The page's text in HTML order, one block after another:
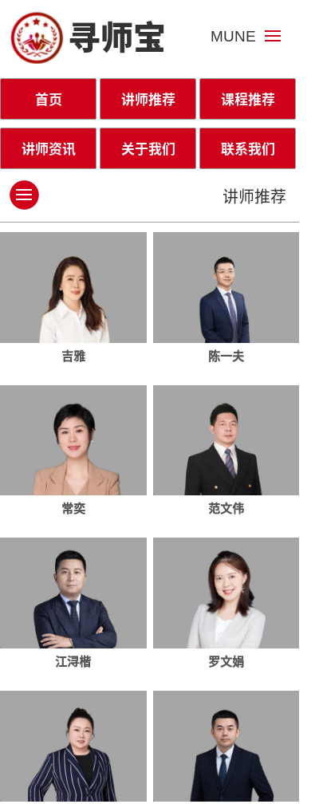
寻师宝 MUNE
首页 讲师推荐 课程推荐
讲师资讯 关于我们 联系我们
讲师推荐
吉雅 陈一夫
常奕 范文伟
江浔楷 罗文娟